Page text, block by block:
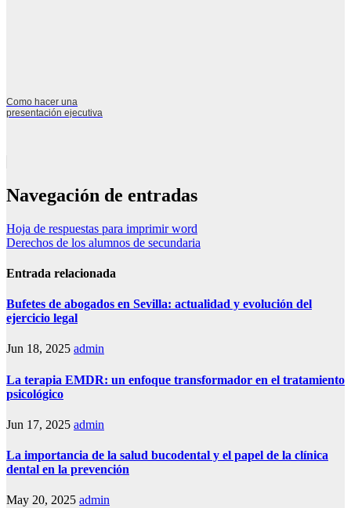
Como hacer una
presentación ejecutiva
Navegación de entradas
Hoja de respuestas para imprimir word
Derechos de los alumnos de secundaria
Entrada relacionada
Bufetes de abogados en Sevilla: actualidad y evolución del
ejercicio legal
Jun 18, 2025 admin
La terapia EMDR: un enfoque transformador en el tratamiento
psicológico
Jun 17, 2025 admin
La importancia de la salud bucodental y el papel de la clínica
dental en la prevención
May 20, 2025 admin